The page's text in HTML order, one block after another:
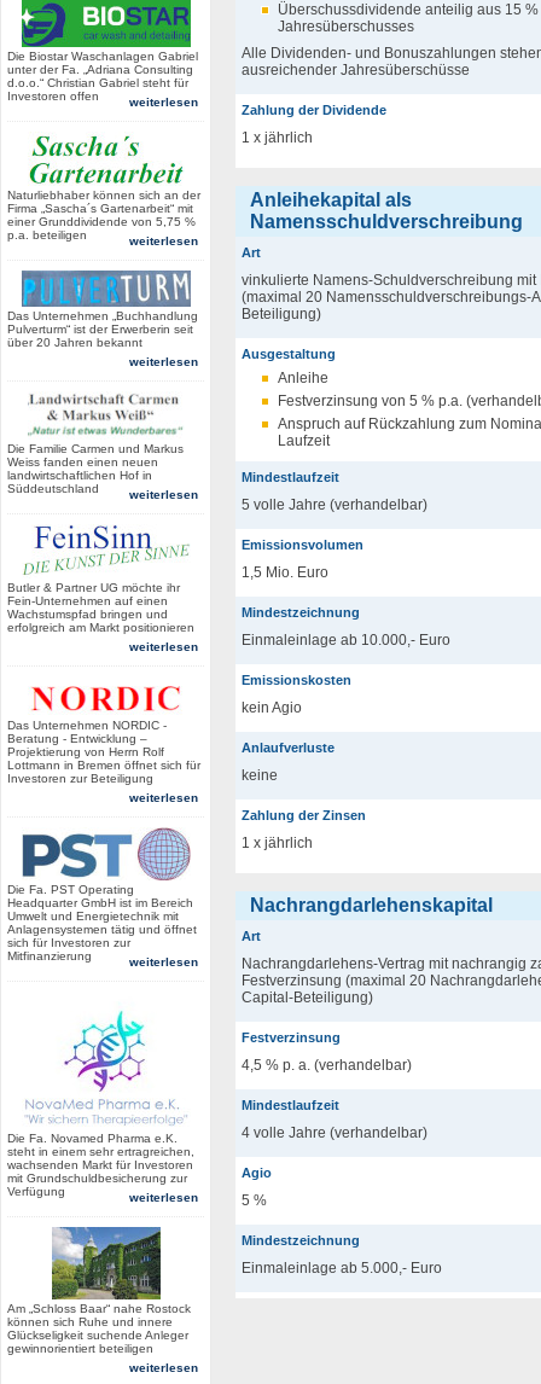
Die Biostar Waschanlagen Gabriel
unter der Fa. „Adriana Consulting
d.o.o.“ Christian Gabriel steht für
Investoren offen
weiterlesen
Naturliebhaber können sich an der
Firma „Sascha´s Gartenarbeit“ mit
einer Grunddividende von 5,75 %
p.a. beteiligen
weiterlesen
Das Unternehmen „Buchhandlung
Pulverturm“ ist der Erwerberin seit
über 20 Jahren bekannt
weiterlesen
Die Familie Carmen und Markus
Weiss fanden einen neuen
landwirtschaftlichen Hof in
Süddeutschland
weiterlesen
Butler & Partner UG möchte ihr
Fein-Unternehmen auf einen
Wachstumspfad bringen und
erfolgreich am Markt positionieren
weiterlesen
Das Unternehmen NORDIC -
Beratung - Entwicklung –
Projektierung von Herrn Rolf
Lottmann in Bremen öffnet sich für
Investoren zur Beteiligung
weiterlesen
Die Fa. PST Operating
Headquarter GmbH ist im Bereich
Umwelt und Energietechnik mit
Anlagensystemen tätig und öffnet
sich für Investoren zur
Mitfinanzierung
weiterlesen
Die Fa. Novamed Pharma e.K.
steht in einem sehr ertragreichen,
wachsenden Markt für Investoren
mit Grundschuldbesicherung zur
Verfügung
weiterlesen
Am „Schloss Baar“ nahe Rostock
können sich Ruhe und innere
Glückseligkeit suchende Anleger
gewinnorientiert beteiligen
weiterlesen
Überschussdividende anteilig aus 15
Jahresüberschusses
Alle Dividenden- und Bonuszahlungen
ausreichender Jahresüberschüsse
Zahlung der Dividende
1 x jährlich
Anleihekapital als
Namensschuldverschreibung
Art
vinkulierte Namens-Schuldverschreibung mit
(maximal 20 Namensschuldverschreibungs-
Beteiligung)
Ausgestaltung
Anleihe
Festverzinsung von 5 % p.a.
Anspruch auf Rückzahlung zum
Laufzeit
Mindestlaufzeit
5 volle Jahre (verhandelbar)
Emissionsvolumen
1,5 Mio. Euro
Mindestzeichnung
Einmaleinlage ab 10.000,- Euro
Emissionskosten
kein Agio
Anlaufverluste
keine
Zahlung der Zinsen
1 x jährlich
Nachrangdarlehenskapital
Art
Nachrangdarlehens-Vertrag mit nachrangig
Festverzinsung (maximal 20
Capital-Beteiligung)
Festverzinsung
4,5 % p. a. (verhandelbar)
Mindestlaufzeit
4 volle Jahre (verhandelbar)
Agio
5 %
Mindestzeichnung
Einmaleinlage ab 5.000,- Euro